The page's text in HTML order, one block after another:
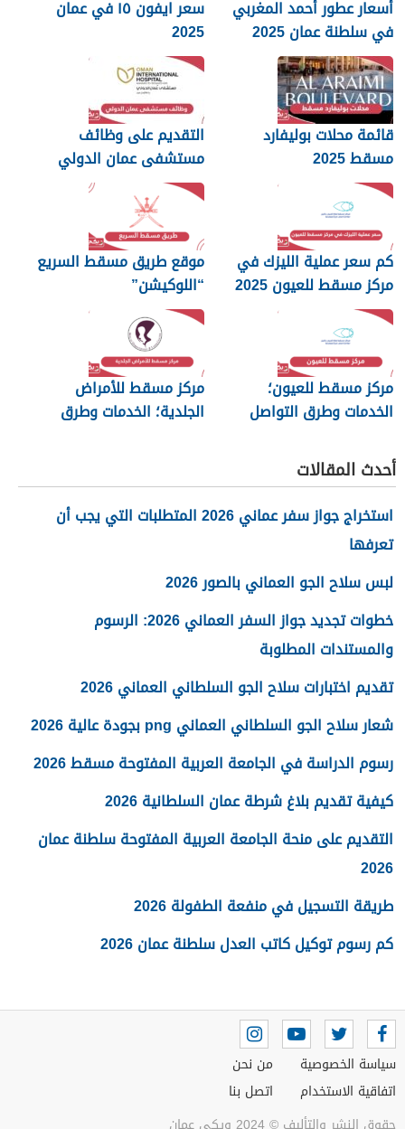
أسعار عطور أحمد المغربي
في سلطنة عمان 2025
سعر ايفون ١٥ في عمان
2025
قائمة محلات بوليفارد
مسقط 2025
التقديم على وظائف
مستشفى عمان الدولي
2025
كم سعر عملية الليزك في
مركز مسقط للعيون 2025
موقع طريق مسقط السريع
“اللوكيشن”
مركز مسقط للعيون؛
الخدمات وطرق التواصل
مركز مسقط للأمراض
الجلدية؛ الخدمات وطرق
أحدث المقالات
استخراج جواز سفر عماني 2026 المتطلبات التي يجب أن
تعرفها
لبس سلاح الجو العماني بالصور 2026
خطوات تجديد جواز السفر العماني 2026: الرسوم
والمستندات المطلوبة
تقديم اختبارات سلاح الجو السلطاني العماني 2026
شعار سلاح الجو السلطاني العماني png بجودة عالية 2026
رسوم الدراسة في الجامعة العربية المفتوحة مسقط 2026
كيفية تقديم بلاغ شرطة عمان السلطانية 2026
التقديم على منحة الجامعة العربية المفتوحة سلطنة عمان
2026
طريقة التسجيل في منفعة الطفولة 2026
كم رسوم توكيل كاتب العدل سلطنة عمان 2026
سياسة الخصوصية
اتفاقية الاستخدام
من نحن
اتصل بنا